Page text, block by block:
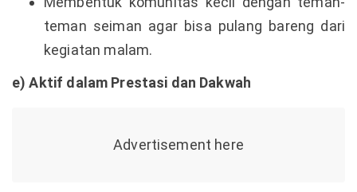
teman seiman agar bisa pulang bareng dari
kegiatan malam.
e) Aktif dalam Prestasi dan Dakwah